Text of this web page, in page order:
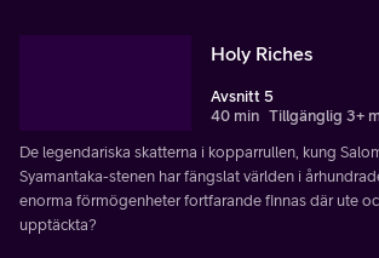
Holy Riches
Avsnitt 5
40 min Tillgänglig 3+
De legendariska skatterna i kopparrullen, kung
Syamantaka-stenen har fängslat världen i
enorma förmögenheter fortfarande finnas där ute
upptäckta?